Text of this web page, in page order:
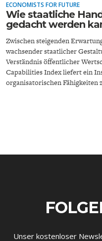
ECONOMISTS FOR FUTURE
Wie staatliche
gedacht werden
Zwischen steigenden
wachsender staatlicher
Verständnis öffentlicher
Capabilities Index liefert ein
organisatorischen Fähigkeiten
Unser kostenloser